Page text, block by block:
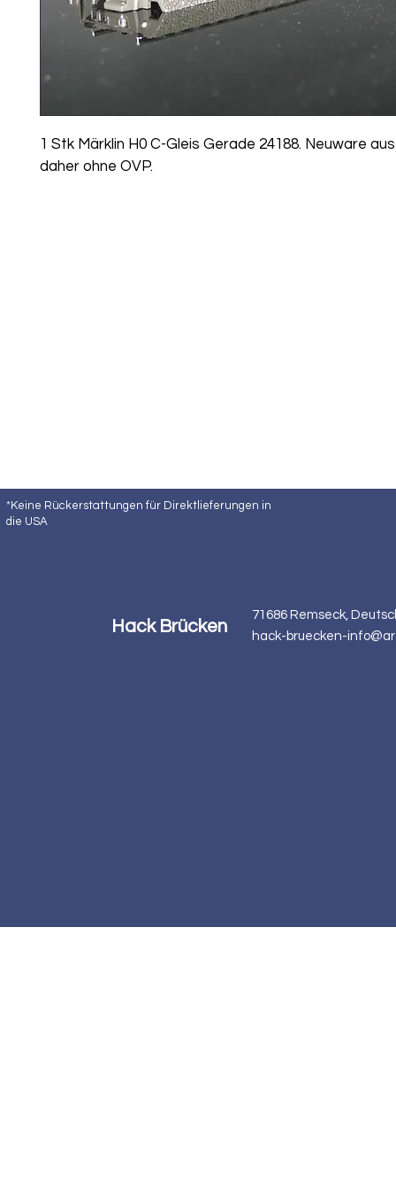
1 Stk Märklin H0 C-Gleis Gerade 24188. Neuware
daher ohne OVP.
*Keine Rückerstattungen für Direktlieferungen in
die USA
Hack Brücken
71686 Remseck,
hack-bruecken-